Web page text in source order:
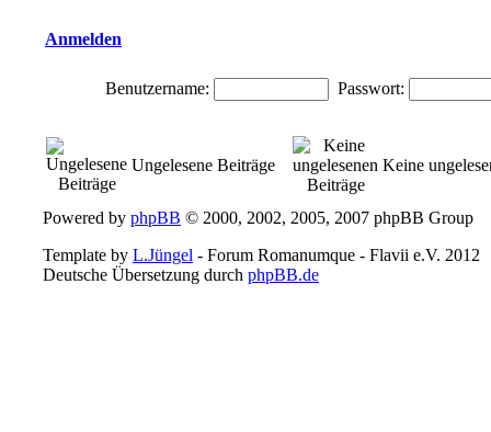
Anmelden
Benutzername: Passwort:
Ungelesene Beiträge Keine
Powered by phpBB © 2000, 2002, 2005, 2007 phpBB Group
Template by L.Jüngel - Forum Romanumque - Flavii e.V. 2012
Deutsche Übersetzung durch phpBB.de